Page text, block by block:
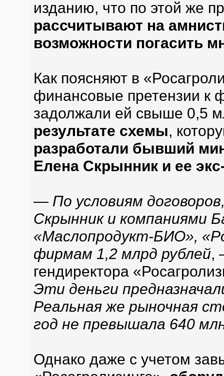
изданию, что по этой же
рассчитывают на
возможности погасить
Как поясняют в
финансовые претензии к
задолжали ей свыше 0,5
результате схемы,
разработали бывший
Елена Скрынник и ее
— По условиям
Скрынник и компаниями
«Маслопродукт-БИО»,
фирмам 1,2 млрд рублей,
гендиректора
Эти деньги
Реальная же рыночная
год не превышала 640
Однако даже с учетом